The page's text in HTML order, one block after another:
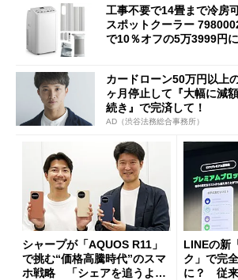
工事不要で14畳まで冷房
スポットクーラー
で10％オフの5万3999円に
カードローン50万円以上
ヶ月停止して『大幅に減
続き』で完済して！
AD（渋谷法務総合事務所）
シャープが「AQUOS R11」
で挑む“価格高騰時代”のスマ
ホ戦略 「シェアを追うより
LINEの新
ク」で完
に？ 従来